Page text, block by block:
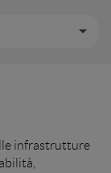
infrastrutture